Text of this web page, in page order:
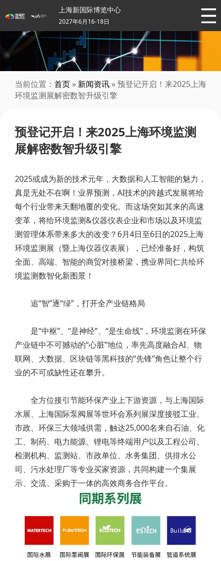
上海新国际博览中心
2027年6月16-18日
当前位置： 首页 » 新闻资讯 » 预登记开启！来2025上海
环境监测展解密数智升级引擎
预登记开启！来2025上海环境监测
展解密数智升级引擎
2025或成为新的技术元年，大数据和人工智能的魅力，
真是无处不在啊！业界预测，AI技术的跨越式发展将给
每个行业带来天翻地覆的变化。而这场突如其来的高速
变革，将给环境监测&仪器仪表企业和市场以及环境监
测管理体系带来多大的改变？6月4日至6日的2025上海
环境监测展（暨上海仪器仪表展），已经准备好，构筑
全面、高端、智能的商贸对接桥梁，携业界同仁共绘环
境监测数智化新图景！
追“智”逐“绿”，打开全产业链格局
是“中枢”、“是神经”、“是生命线”，环境监测在环保
产业链中不可撼动的“心脏”地位，率先高度融合AI、物
联网、大数据、区块链等黑科技的“先锋”角色让整个行
业的不可或缺性还在攀升。
全方位接引节能环保产业上下游资源，与上海国际
水展、上海国际泵阀展等世环会系列展深度接驳工业、
市政、环保三大领域供需，触达25,000名来自石油、化
工、制药、电力能源、锂电等终端用户以及工程公司、
检测机构、监测站、市政单位、水务集团、供排水公
司、污水处理厂等专业买家资源，共同构建一个集展
示、交流、采购于一体的高效商务合作平台。